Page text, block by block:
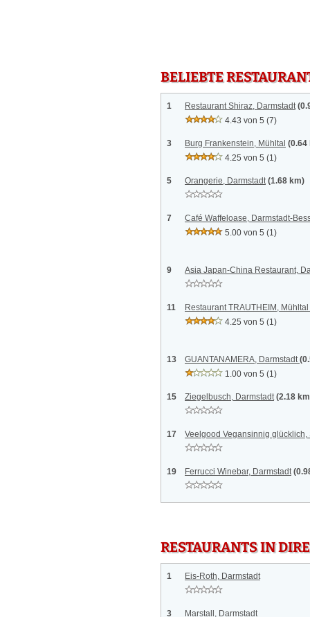
BELIEBTE
1 Restaurant Shiraz, Darmstadt
4.43 von 5 (7)
3 Burg Frankenstein, Mühltal (0.64
4.25 von 5 (1)
5 Orangerie, Darmstadt (1.68 km)
7
Café Waffeloase, Darmstadt-
5.00 von 5 (1)
9 Asia Japan-China Restaurant,
11
Restaurant TRAUTHEIM, Mühltal
4.25 von 5 (1)
13 GUANTANAMERA, Darmstadt
1.00 von 5 (1)
15 Ziegelbusch, Darmstadt (2.18
17 Veelgood Vegansinnig
19 Ferrucci Winebar, Darmstadt
RESTAURANTS IN
1 Eis-Roth, Darmstadt
3 Marstall, Darmstadt